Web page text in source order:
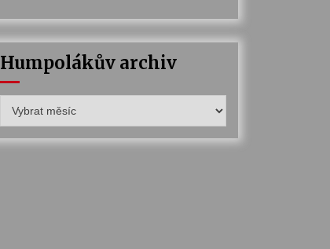
Humpolákův archiv
archiv